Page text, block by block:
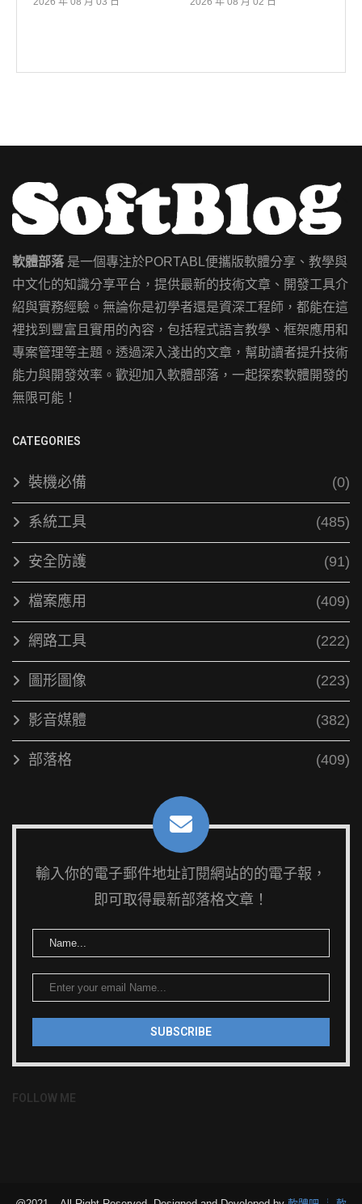
軟體部落是一個專注於PORTABL便攜版軟體分享、教學與
中文化的知識分享平台，提供最新的技術文章、開發工具介
紹與實務經驗。無論你是初學者還是資深工程師，都能在這
裡找到豐富且實用的內容，包括程式語言教學、框架應用和
專案管理等主題。透過深入淺出的文章，幫助讀者提升技術
能力與開發效率。歡迎加入軟體部落，一起探索軟體開發的
無限可能！
CATEGORIES
裝機必備 (0)
系統工具 (485)
安全防護 (91)
檔案應用 (409)
網路工具 (222)
圖形圖像 (223)
影音媒體 (382)
部落格 (409)
輸入你的電子郵件地址訂閱網站的的電子報，
即可取得最新部落格文章！
FOLLOW ME